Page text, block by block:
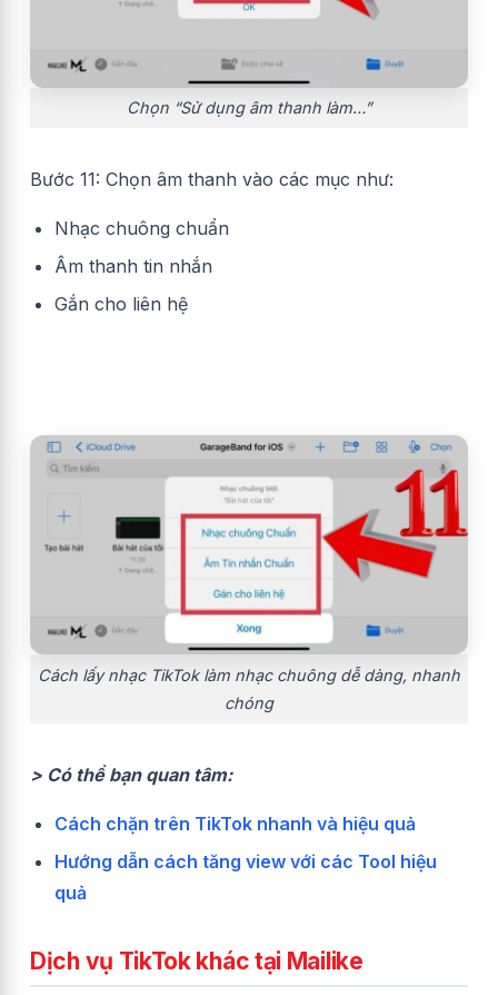
Chọn “Sử dụng âm thanh làm…”
Bước 11: Chọn âm thanh vào các mục như:
Nhạc chuông chuẩn
Âm thanh tin nhắn
Gắn cho liên hệ
Cách lấy nhạc TikTok làm nhạc chuông dễ dàng, nhanh
chóng
> Có thể bạn quan tâm:
Cách chặn trên TikTok nhanh và hiệu quả
Hướng dẫn cách tăng view với các Tool hiệu
quả
Dịch vụ TikTok khác tại Mailike